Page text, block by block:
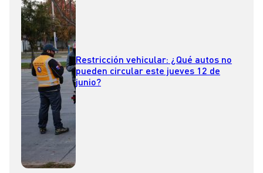
Restricción vehicular: ¿Qué autos no
pueden circular este jueves 12 de
junio?